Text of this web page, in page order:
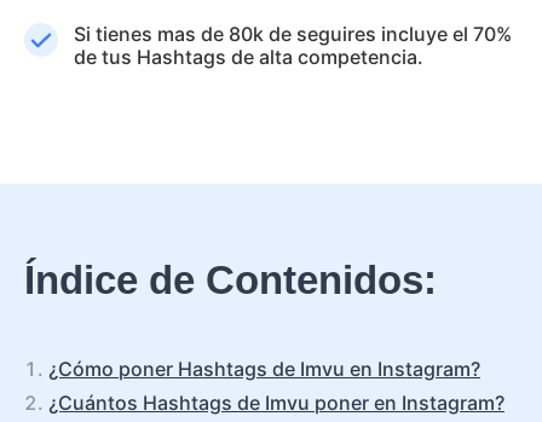
Si tienes mas de 80k de seguires incluye el 70%
de tus Hashtags de alta competencia.
Índice de Contenidos:
¿Cómo poner Hashtags de Imvu en Instagram?
¿Cuántos Hashtags de Imvu poner en Instagram?